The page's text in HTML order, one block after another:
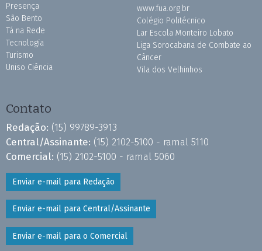
Presença
São Bento
Tá na Rede
Tecnologia
Turismo
Uniso Ciência
www.fua.org.br
Colégio Politécnico
Lar Escola Monteiro Lobato
Liga Sorocabana de Combate ao
Câncer
Vila dos Velhinhos
Contato
Redação: (15) 99789-3913
Central/Assinante: (15) 2102-5100 - ramal 5110
Comercial: (15) 2102-5100 - ramal 5060
Enviar e-mail para Redação
Enviar e-mail para Central/Assinante
Enviar e-mail para o Comercial